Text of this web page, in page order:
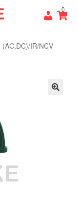
0
IR/NCV